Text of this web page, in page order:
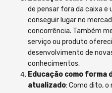
de pensar fora da caixa e
conseguir lugar no
concorrência. Também
serviço ou produto
desenvolvimento de
conhecimentos.
Educação como forma
atualizado: Como dito, o